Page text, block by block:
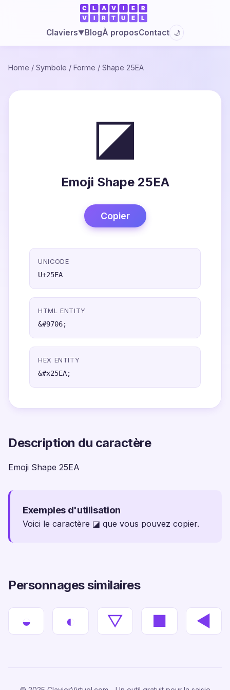
Claviers▼BlogÀ proposContact 🌙
Home / Symbole / Forme / Shape 25EA
◪
Emoji Shape 25EA
Copier
UNICODE
U+25EA
HTML ENTITY
&#9706;
HEX ENTITY
&#x25EA;
Description du caractère
Emoji Shape 25EA
Exemples d'utilisation
Voici le caractère ◪ que vous pouvez copier.
Personnages similaires
◒ ◐ ▽ ■ ◀